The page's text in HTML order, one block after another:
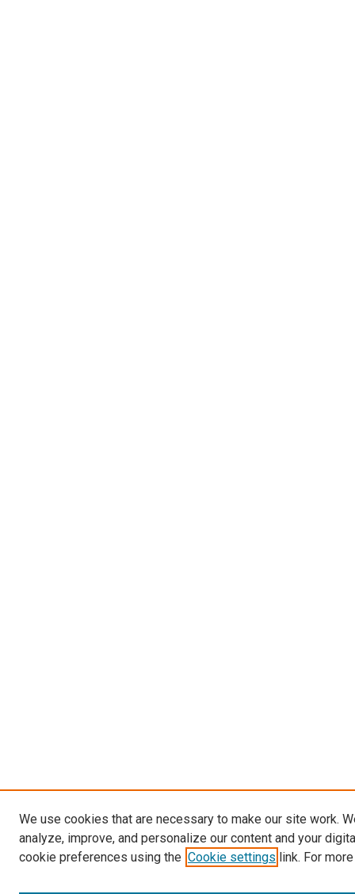
We use cookies that are necessary to make our site work.
analyze, improve, and personalize our content and your
cookie preferences using the Cookie settings link. For